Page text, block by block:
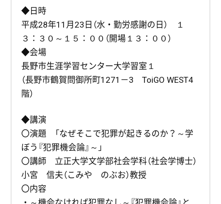
◆日時
平成28年11月23日（水・勤労感謝の日） １
３：３０～１５：００（開場１３：００）
◆会場
長野市生涯学習センター大学習室１
（長野市鶴賀問御所町1271－3 ToiGO WEST4
階）
◆講演
〇演題 「なぜそこで犯罪が起きるのか？～学
ぼう『犯罪機会論』～」
〇講師 立正大学文学部社会学科（社会学博士）
小宮 信夫（こみや のぶお）教授
〇内容